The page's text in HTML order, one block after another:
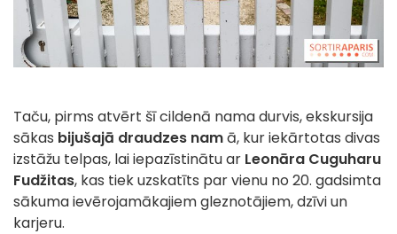
Taču, pirms atvērt šī cildenā nama durvis, ekskursija
sākas bijušajā draudzes namā, kur iekārtotas divas
izstāžu telpas, lai iepazīstinātu ar Leonāra Cuguharu
Fudžitas, kas tiek uzskatīts par vienu no 20. gadsimta
sākuma ievērojamākajiem gleznotājiem, dzīvi un
karjeru.